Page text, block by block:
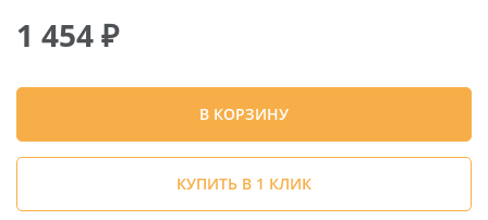
1 454₽
В КОРЗИНУ
КУПИТЬ В 1 КЛИК